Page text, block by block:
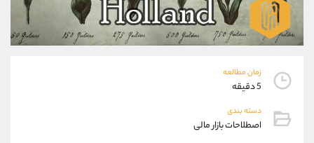
زمان مطالعه
5 دقیقه
دسته بندی
اصطلاحات بازار مالی
09304891085
واتساپ شروع گفتگو
تلگرام @Armteam_admin_103
پشتیبان فروش
موبایل